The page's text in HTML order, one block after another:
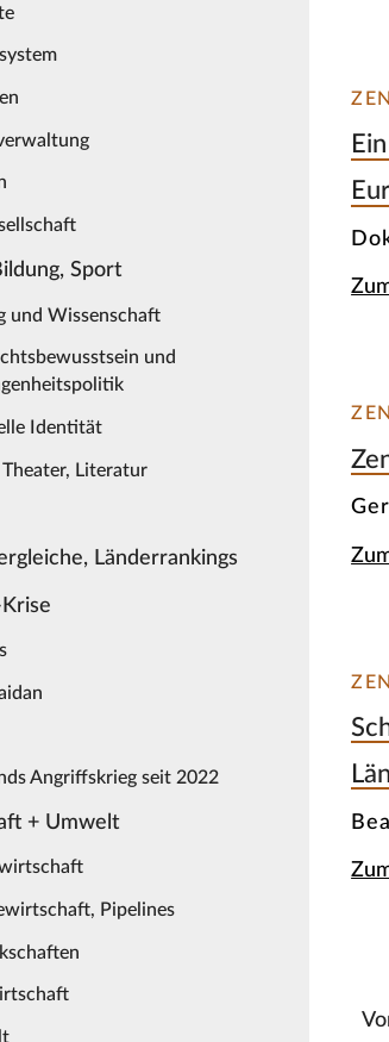
Sport
und Wissenschaft
und
Identität
Literatur
Länderrankings
Angriffskrieg seit 2022
+ Umwelt
Pipelines